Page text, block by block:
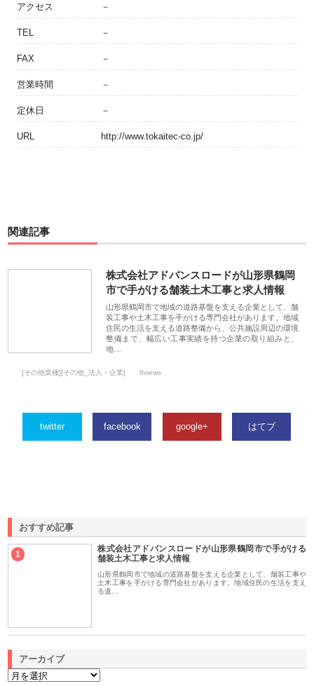
アクセス －
TEL －
FAX －
営業時間 －
定休日 －
URL http://www.tokaitec-co.jp/
関連記事
株式会社アドバンスロードが山形県鶴岡
市で手がける舗装土木工事と求人情報
山形県鶴岡市で地域の道路基盤を支える企業として、舗
装工事や土木工事を手がける専門会社があります。地域
住民の生活を支える道路整備から、公共施設周辺の環境
整備まで、幅広い工事実績を持つ企業の取り組みと、
地…
[その他業種][その他_法人・企業] 0views
twitter facebook google+ はてブ
おすすめ記事
1
株式会社アドバンスロードが山形県鶴岡市で手がける
舗装土木工事と求人情報
山形県鶴岡市で地域の道路基盤を支える企業として、舗装工事や
土木工事を手がける専門会社があります。地域住民の生活を支え
る道…
アーカイブ